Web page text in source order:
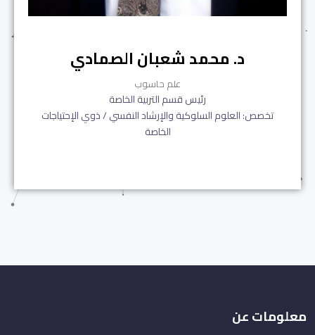
د. محمد شعبان الصمادي
علم حاسوب
رئيس قسم التربية الخاصة
تخصص: العلوم السلوكية والإرشاد النفسي / ذوي الإحتياجات
الخاصة
معلومات عن